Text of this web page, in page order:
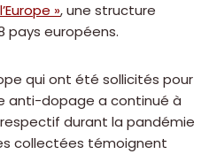
», une structure
pays européens.
qui ont été sollicités pour
anti-dopage a continué à
durant la pandémie
collectées témoignent